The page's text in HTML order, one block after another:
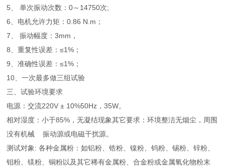
5、 单次振动次数：0～14750次;
6、电机允许力矩：0.86 N.m；
7、 振动幅度：3mm，
8、重复性误差：≤1%；
9、准确性误差：≤1%；
10、一次最多做三组试验
三、试验环境要求
电源：交流220V ± 10%50Hz，35W。
相对湿度：小于85%，无凝结现象其它要求：环境整洁无烟尘，周围
没有机械 振动源或电磁干扰源。
测试对象: 各种金属粉：如铝粉、锆粉、镍粉、钨粉、锡粉、锌粉、
钼粉、镁粉、铜粉以及其它稀有金属粉、合金粉或金属氧化物粉末